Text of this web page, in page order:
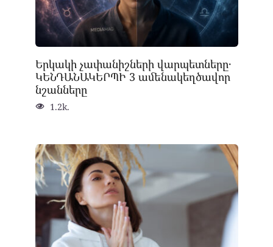
Երկակի չափանիշների վարպետները․
ԿԵՆԴԱՆԱԿԵՐՊԻ 3 ամենակեղծավոր
նշանները
1.2k.